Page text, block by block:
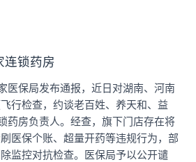
连锁药房
保局发布通报，近日对湖南、河南
行检查，约谈老百姓、养天和、益
药房负责人。经查，旗下门店存在将
医保个账、超量开药等违规行为，部
监控对抗检查。医保局予以公开谴